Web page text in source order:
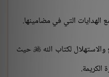
الهدايات التي في مضامينها.
لكتاب الله حيث
الكريمة.